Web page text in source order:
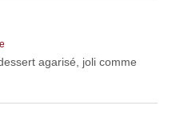
agarisé, joli comme